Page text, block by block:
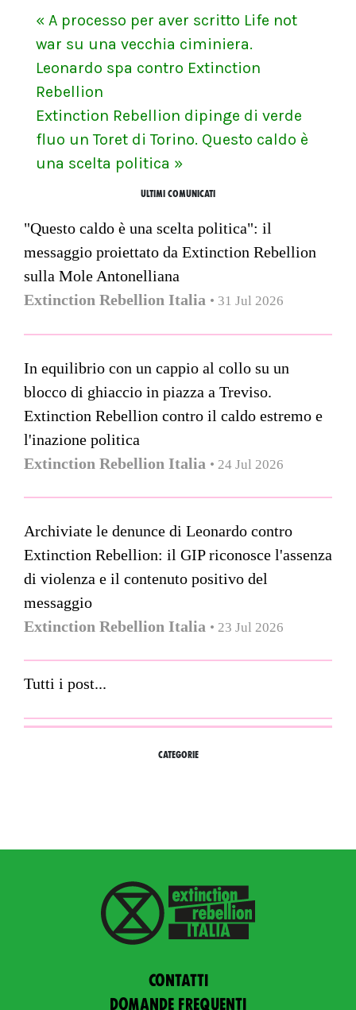
« A processo per aver scritto Life not
war su una vecchia ciminiera.
Leonardo spa contro Extinction
Rebellion
Extinction Rebellion dipinge di verde
fluo un Toret di Torino. Questo caldo è
una scelta politica »
ULTIMI COMUNICATI
"Questo caldo è una scelta politica": il
messaggio proiettato da Extinction Rebellion
sulla Mole Antonelliana
Extinction Rebellion Italia • 31 Jul 2026
In equilibrio con un cappio al collo su un
blocco di ghiaccio in piazza a Treviso.
Extinction Rebellion contro il caldo estremo e
l'inazione politica
Extinction Rebellion Italia • 24 Jul 2026
Archiviate le denunce di Leonardo contro
Extinction Rebellion: il GIP riconosce l'assenza
di violenza e il contenuto positivo del
messaggio
Extinction Rebellion Italia • 23 Jul 2026
Tutti i post...
CATEGORIE
Contatti
Domande frequenti